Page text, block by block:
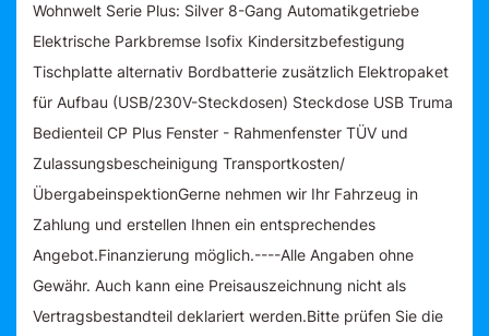
Wohnwelt Serie Plus: Silver 8-Gang Automatikgetriebe
Elektrische Parkbremse Isofix Kindersitzbefestigung
Tischplatte alternativ Bordbatterie zusätzlich Elektropaket
für Aufbau (USB/230V-Steckdosen) Steckdose USB Truma
Bedienteil CP Plus Fenster - Rahmenfenster TÜV und
Zulassungsbescheinigung Transportkosten/
ÜbergabeinspektionGerne nehmen wir Ihr Fahrzeug in
Zahlung und erstellen Ihnen ein entsprechendes
Angebot.Finanzierung möglich.----Alle Angaben ohne
Gewähr. Auch kann eine Preisauszeichnung nicht als
Vertragsbestandteil deklariert werden.Bitte prüfen Sie die